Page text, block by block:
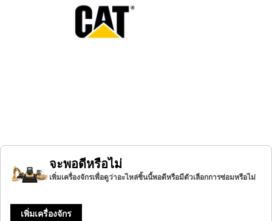
จะพอดีหรือไม่
เพิ่มเครื่องจักรเพื่อดูว่าอะไหล่ชิ้นนี้พอดีหรือมีตัวเลือกการซ่อมหรือไม่
เพิ่มเครื่องจักร